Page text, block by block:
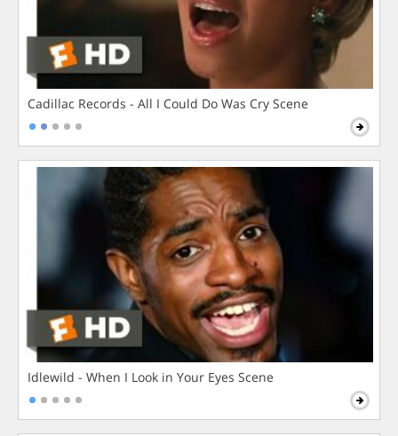
Cadillac Records - All I Could Do Was Cry Scene
Idlewild - When I Look in Your Eyes Scene